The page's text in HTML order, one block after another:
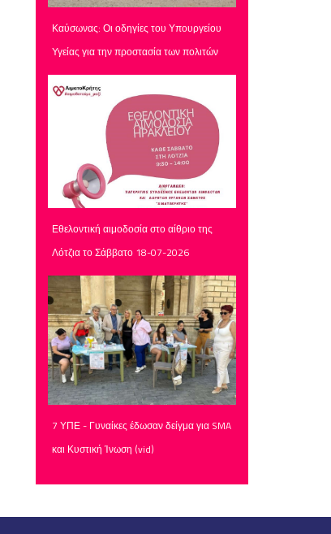
Καύσωνας: Οι οδηγίες του Υπουργείου
Υγείας για την προστασία των πολιτών
Εθελοντική αιμοδοσία στο αίθριο της
Λότζια το Σάββατο 18-07-2026
7 ΥΠΕ - Γυναίκες έδωσαν δείγμα για SMA
και Κυστική Ίνωση (vid)